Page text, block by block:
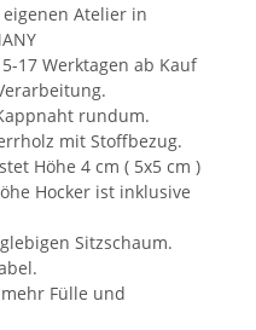
Atelier in
17 Werktagen ab Kauf
rundum.
mit Stoffbezug.
Höhe 4 cm ( 5x5 cm )
Hocker ist inklusive
Sitzschaum.
Fülle und